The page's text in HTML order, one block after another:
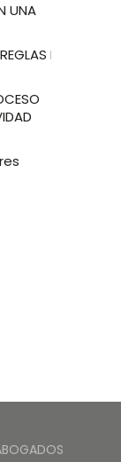
UNA
DE